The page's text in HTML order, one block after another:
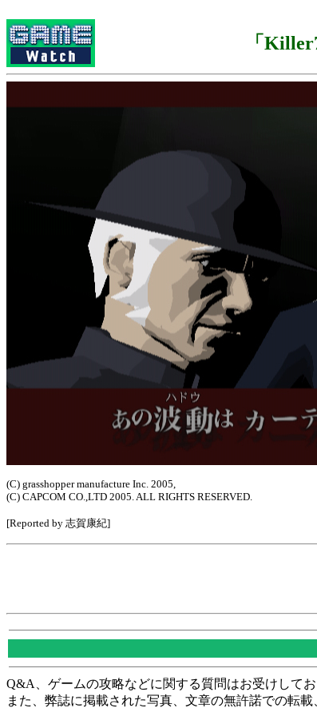
「
(C) grasshopper manufacture Inc. 2005,
(C) CAPCOM CO.,LTD 2005. ALL RIGHTS RESERVED.
[Reported by 志賀康紀]
Q&A、ゲームの攻略などに関する質問はお受けして
また、弊誌に掲載された写真、文章の無許諾での転